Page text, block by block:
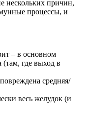
нескольких причин,
процессы, и
– в основном
(там, где выход в
средняя/
весь желудок (и